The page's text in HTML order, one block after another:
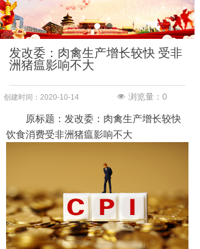
质量
医疗
法制
反腐
城建
食药
经济
创建时间： 2020-10-14
原标题：发改委：肉禽生产增长较快
饮食消费受非洲猪瘟影响不大
发改委：肉禽生产增长较快 受非
洲猪瘟影响不大
넶 浏览量： 0